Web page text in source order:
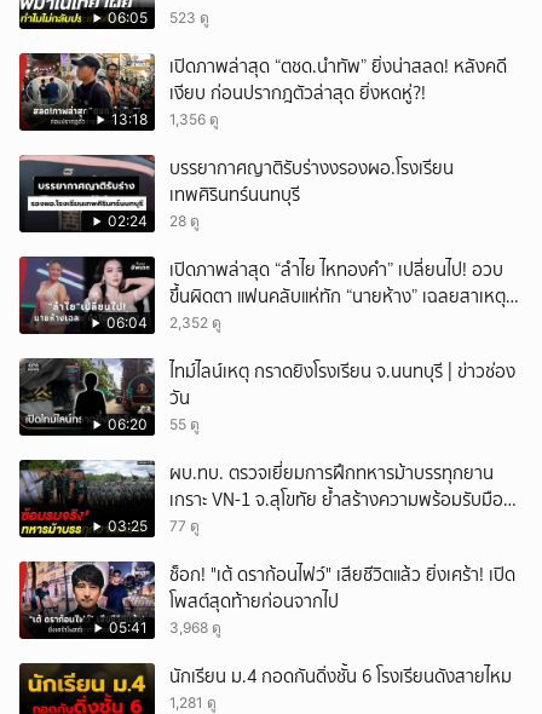
06:05 523 ดู
13:18
เปิดภาพล่าสุด “ตชด.นำทัพ” ยิ่งน่าสลด! หลังคดี
เงียบ ก่อนปรากฎตัวล่าสุด ยิ่งหดหู่?!
1,356 ดู
02:24
บรรยากาศญาติรับร่างงรองผอ.โรงเรียน
เทพศิรินทร์นนทบุรี
28 ดู
06:04
เปิดภาพล่าสุด “ลำไย ไหทองคำ” เปลี่ยนไป! อวบ
ขึ้นผิดตา แฟนคลับแห่ทัก “นายห้าง” เฉลยสาเหตุ
ชัด!
2,352 ดู
06:20
ไทม์ไลน์เหตุ กราดยิงโรงเรียน จ.นนทบุรี | ข่าวช่อง
วัน
55 ดู
03:25
ผบ.ทบ. ตรวจเยี่ยมการฝึกทหารม้าบรรทุกยาน
เกราะ VN-1 จ.สุโขทัย ย้ำสร้างความพร้อมรับมือ
ทุกสถานการณ์
77 ดู
05:41
ช็อก! "เต้ ดราก้อนไฟว์" เสียชีวิตแล้ว ยิ่งเศร้า! เปิด
โพสต์สุดท้ายก่อนจากไป
3,968 ดู
นักเรียน ม.4 กอดกันดิ่งชั้น 6 โรงเรียนดังสายไหม
1,281 ดู